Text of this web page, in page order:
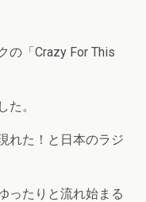
の「Crazy For This
。
れた！と日本のラジ
ったりと流れ始まる